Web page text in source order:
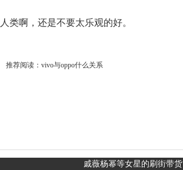
人类啊，还是不要太乐观的好。
推荐阅读： vivo与oppo什么关系
戚薇杨幂等女星的刷街带货